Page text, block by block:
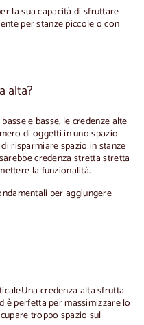
la sua capacità di sfruttare
per stanze piccole o con
alta?
e basse, le credenze alte
di oggetti in uno spazio
risparmiare spazio in stanze
credenza strettastretta
la funzionalità.
per aggiungere
Una credenza alta sfrutta
è perfetta per massimizzare lo
troppo spazio sul